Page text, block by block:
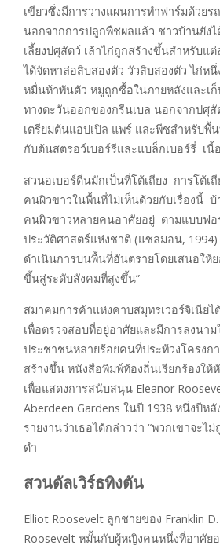
เขียวซึ่งมีการวางแผนการทำฟาร์มด้วย
นอกจากการปลูกพืชผลแล้ว ชาวบ้านยัง
เลี้ยงปศุสัตว์ เล้าไก่ถูกสร้างขึ้นสำหรับแ
ได้จัดหาล่อสิบสองตัว วัวสิบสองตัว ไก่ห
หมื่นห้าพันตัว หมูถูกซื้อในภายหลังและเ
ทางตะวันออกของกรีนเบล นอกจากปศุสั
เตรียมต้นแอปเปิล แพร์ และพีชสำหรับพื้
กับต้นสตรอว์เบอร์รีและแบล็กเบอร์รี่ เนื้
สวนอเบอร์ดีนมักเป็นที่โต้เถียง การโต้เ
คนผิวขาวในพื้นที่ไม่เห็นด้วยกับเรื่องนี้
คนผิวขาวหลายคนอาศัยอยู่ ตามแบบฟ
ประวัติศาสตร์แห่งชาติ (แซลมอน, 1994)
ดำเนินการบนพื้นที่อันตรายโดยเสนอให้
ขึ้นสู่ระดับสังคมที่สูงขึ้น”
สมาคมการค้าแห่งคาบสมุทรเวอร์จิเนีย
เพื่อตรวจสอบที่อยู่อาศัยและมีการลงนา
ประชาชนหลายร้อยคนที่ประท้วงโครงก
สร้างขึ้น หนังสือพิมพ์ท้องถิ่นเรียกร้องให้
เพื่อแสดงการสนับสนุน Eleanor
Aberdeen Gardens ในปี 1938 หนึ่งปีห
รายงานว่าเธอได้กล่าวว่า “พวกเขาจะไ
ดำ
สวนดัลเวิร์ธทิงตัน
Elliot Roosevelt ลูกชายของ Franklin
Roosevelt หมั้นกับผู้หญิงคนหนึ่งที่อาศัย